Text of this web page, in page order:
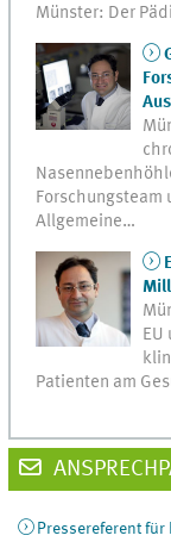
Münster: Der
Forschungsteam
Allgemeine…
Patienten am
Pressereferent für